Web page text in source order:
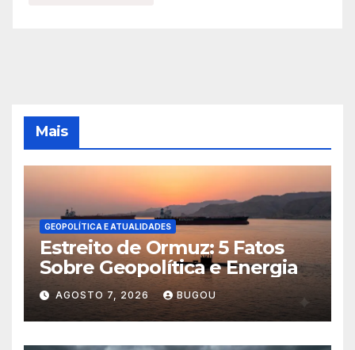
Mais
GEOPOLÍTICA E ATUALIDADES
Estreito de Ormuz: 5 Fatos
Sobre Geopolítica e Energia
AGOSTO 7, 2026 BUGOU